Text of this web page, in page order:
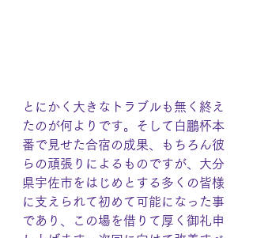
とにかく大きなトラブルも無く終え
たのが何よりです。そして白鵬杯本
番で見せた合宿の成果、もちろん彼
らの頑張りによるものですが、大分
県宇佐市をはじめとする多くの皆様
に支えられて初めて可能になった事
であり、この場を借りて厚く御礼申